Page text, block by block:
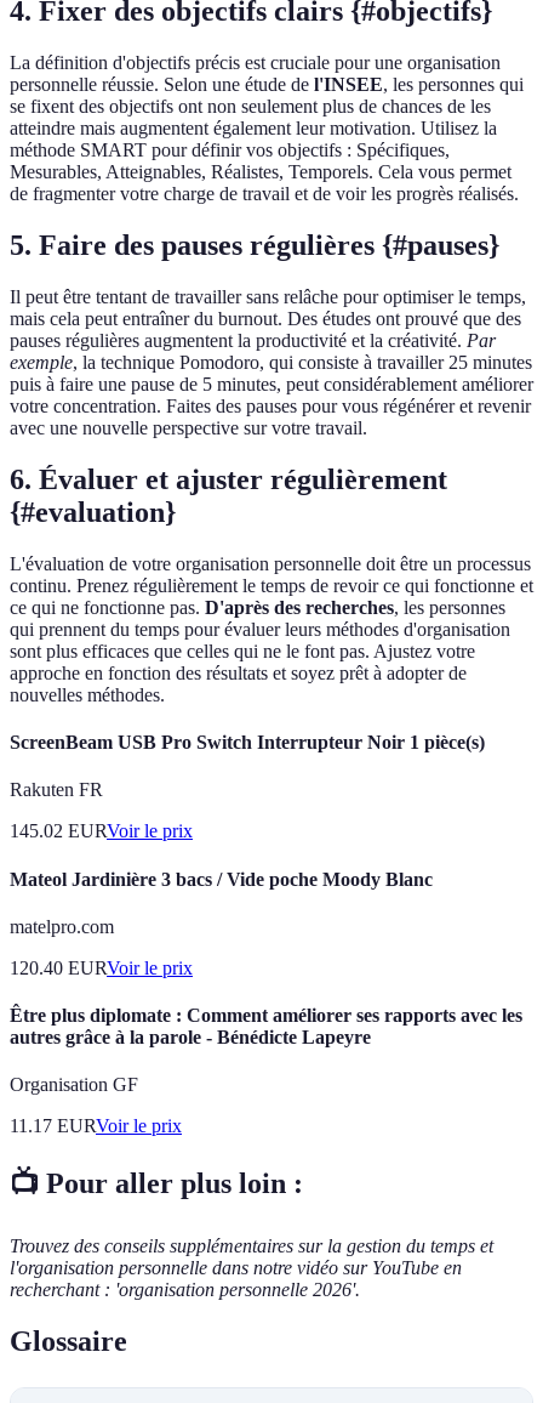
4. Fixer des objectifs clairs {#objectifs}
La définition d'objectifs précis est cruciale pour une organisation
personnelle réussie. Selon une étude de l'INSEE, les personnes qui
se fixent des objectifs ont non seulement plus de chances de les
atteindre mais augmentent également leur motivation. Utilisez la
méthode SMART pour définir vos objectifs : Spécifiques,
Mesurables, Atteignables, Réalistes, Temporels. Cela vous permet
de fragmenter votre charge de travail et de voir les progrès réalisés.
5. Faire des pauses régulières {#pauses}
Il peut être tentant de travailler sans relâche pour optimiser le temps,
mais cela peut entraîner du burnout. Des études ont prouvé que des
pauses régulières augmentent la productivité et la créativité. Par
exemple, la technique Pomodoro, qui consiste à travailler 25 minutes
puis à faire une pause de 5 minutes, peut considérablement améliorer
votre concentration. Faites des pauses pour vous régénérer et revenir
avec une nouvelle perspective sur votre travail.
6. Évaluer et ajuster régulièrement
{#evaluation}
L'évaluation de votre organisation personnelle doit être un processus
continu. Prenez régulièrement le temps de revoir ce qui fonctionne et
ce qui ne fonctionne pas. D'après des recherches, les personnes
qui prennent du temps pour évaluer leurs méthodes d'organisation
sont plus efficaces que celles qui ne le font pas. Ajustez votre
approche en fonction des résultats et soyez prêt à adopter de
nouvelles méthodes.
ScreenBeam USB Pro Switch Interrupteur Noir 1 pièce(s)
Rakuten FR
145.02 EURVoir le prix
Mateol Jardinière 3 bacs / Vide poche Moody Blanc
matelpro.com
120.40 EURVoir le prix
Être plus diplomate : Comment améliorer ses rapports avec les
autres grâce à la parole - Bénédicte Lapeyre
Organisation GF
11.17 EURVoir le prix
📺 Pour aller plus loin :
Trouvez des conseils supplémentaires sur la gestion du temps et
l'organisation personnelle dans notre vidéo sur YouTube en
recherchant : 'organisation personnelle 2026'.
Glossaire